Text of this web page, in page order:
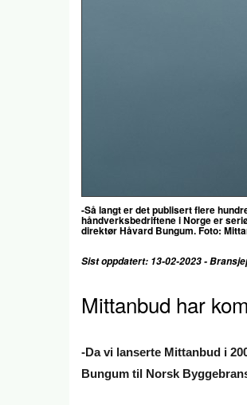
-Så langt er det publisert flere
håndverksbedriftene i Norge er
direktør Håvard Bungum. Foto:
Sist oppdatert: 13-02-2023 -
Mittanbud har
-Da vi lanserte Mittanbud i
Bungum til Norsk